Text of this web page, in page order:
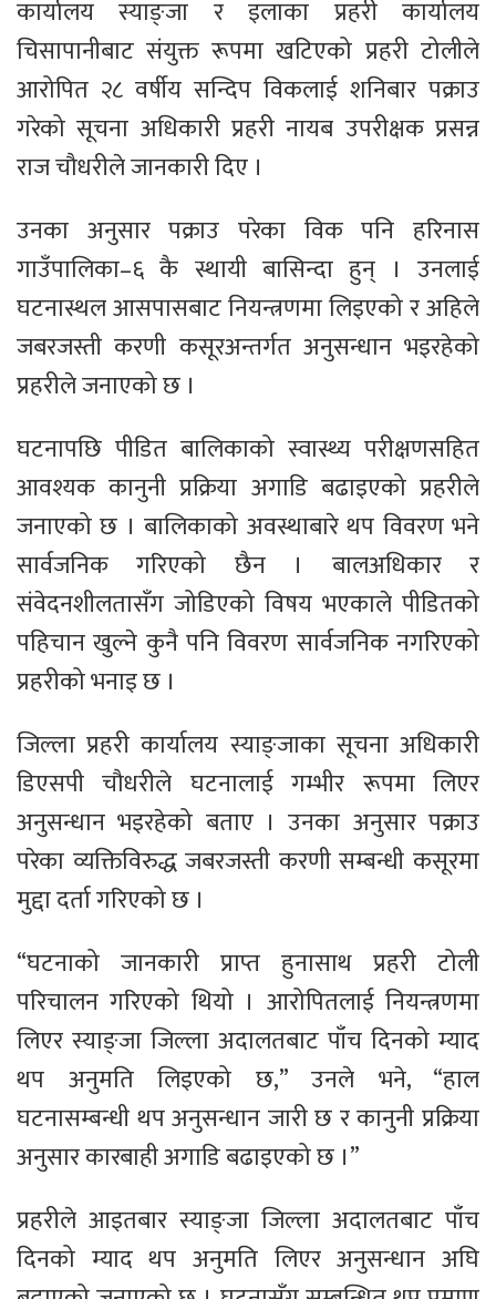
कार्यालय स्याङ्जा र इलाका प्रहरी कार्यालय
चिसापानीबाट संयुक्त रूपमा खटिएको प्रहरी टोलीले
आरोपित २८ वर्षीय सन्दिप विकलाई शनिबार पक्राउ
गरेको सूचना अधिकारी प्रहरी नायब उपरीक्षक प्रसन्न
राज चौधरीले जानकारी दिए ।
उनका अनुसार पक्राउ परेका विक पनि हरिनास
गाउँपालिका–६ कै स्थायी बासिन्दा हुन् । उनलाई
घटनास्थल आसपासबाट नियन्त्रणमा लिइएको र अहिले
जबरजस्ती करणी कसूरअन्तर्गत अनुसन्धान भइरहेको
प्रहरीले जनाएको छ ।
घटनापछि पीडित बालिकाको स्वास्थ्य परीक्षणसहित
आवश्यक कानुनी प्रक्रिया अगाडि बढाइएको प्रहरीले
जनाएको छ । बालिकाको अवस्थाबारे थप विवरण भने
सार्वजनिक गरिएको छैन । बालअधिकार र
संवेदनशीलतासँग जोडिएको विषय भएकाले पीडितको
पहिचान खुल्ने कुनै पनि विवरण सार्वजनिक नगरिएको
प्रहरीको भनाइ छ ।
जिल्ला प्रहरी कार्यालय स्याङ्जाका सूचना अधिकारी
डिएसपी चौधरीले घटनालाई गम्भीर रूपमा लिएर
अनुसन्धान भइरहेको बताए । उनका अनुसार पक्राउ
परेका व्यक्तिविरुद्ध जबरजस्ती करणी सम्बन्धी कसूरमा
मुद्दा दर्ता गरिएको छ ।
“घटनाको जानकारी प्राप्त हुनासाथ प्रहरी टोली
परिचालन गरिएको थियो । आरोपितलाई नियन्त्रणमा
लिएर स्याङ्जा जिल्ला अदालतबाट पाँच दिनको म्याद
थप अनुमति लिइएको छ,” उनले भने, “हाल
घटनासम्बन्धी थप अनुसन्धान जारी छ र कानुनी प्रक्रिया
अनुसार कारबाही अगाडि बढाइएको छ ।”
प्रहरीले आइतबार स्याङ्जा जिल्ला अदालतबाट पाँच
दिनको म्याद थप अनुमति लिएर अनुसन्धान अघि